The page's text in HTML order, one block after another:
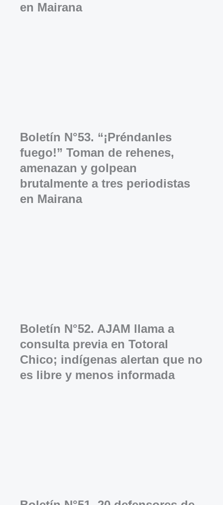
en Mairana
Boletín N°53. “¡Préndanles
fuego!” Toman de rehenes,
amenazan y golpean
brutalmente a tres periodistas
en Mairana
Boletín N°52. AJAM llama a
consulta previa en Totoral
Chico; indígenas alertan que no
es libre y menos informada